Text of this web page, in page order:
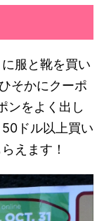
服と靴を買い
そかにクーポ
ンをよく出し
ドル以上買い
えます！